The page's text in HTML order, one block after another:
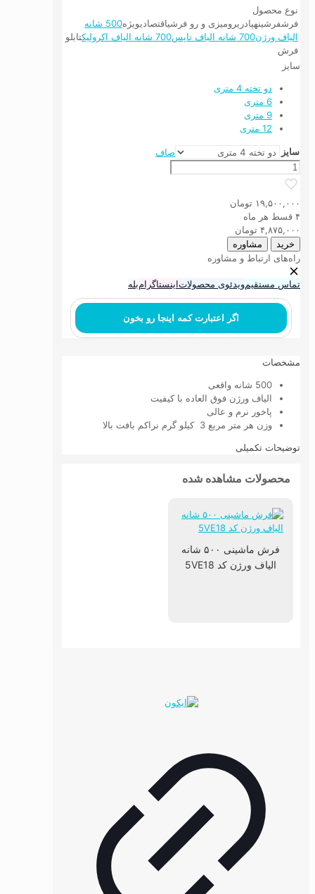
نوع محصول
فرشفرشینهپادریرومیزی و رو فرشیاقتصادیویژه
500 شانه
الیاف ورژن700 شانه الیاف تاپس 700 شانه الیاف اکرولیک
تابلو
فرش
سایز
دو تخته 4 متری
6 متری
9 متری
12 متری
سایز
صاف
فرش
ماشینی
۵۰۰
شانه
الیاف
ورژن
کد
5VE18
عدد
۱۹,۵۰۰,۰۰۰ تومان
۴ قسط هر ماه
۴,۸۷۵,۰۰۰ تومان
خرید مشاوره
راه‌های ارتباط و مشاوره
تماس مستقیمویدئوی محصولاتاینستاگرامبله
اگر اعتبارت کمه اینجا رو بخون
مشخصات
500 شانه واقعی
الیاف ورژن فوق العاده با کیفیت
پاخور نرم و عالی
وزن هر متر مربع 3 کیلو گرم نراکم بافت بالا
توضیحات تکمیلی
محصولات مشاهده شده
فرش ماشینی ۵۰۰ شانه
الیاف ورژن کد 5VE18